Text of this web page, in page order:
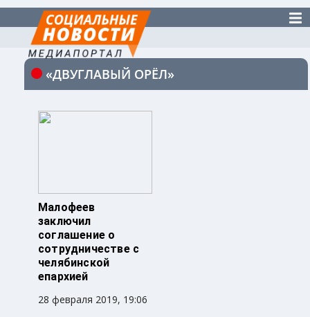
«ДВУГЛАВЫЙ ОРЁЛ»
Малофеев
заключил
соглашение о
сотрудничестве с
челябинской
епархией
28 февраля 2019, 19:06